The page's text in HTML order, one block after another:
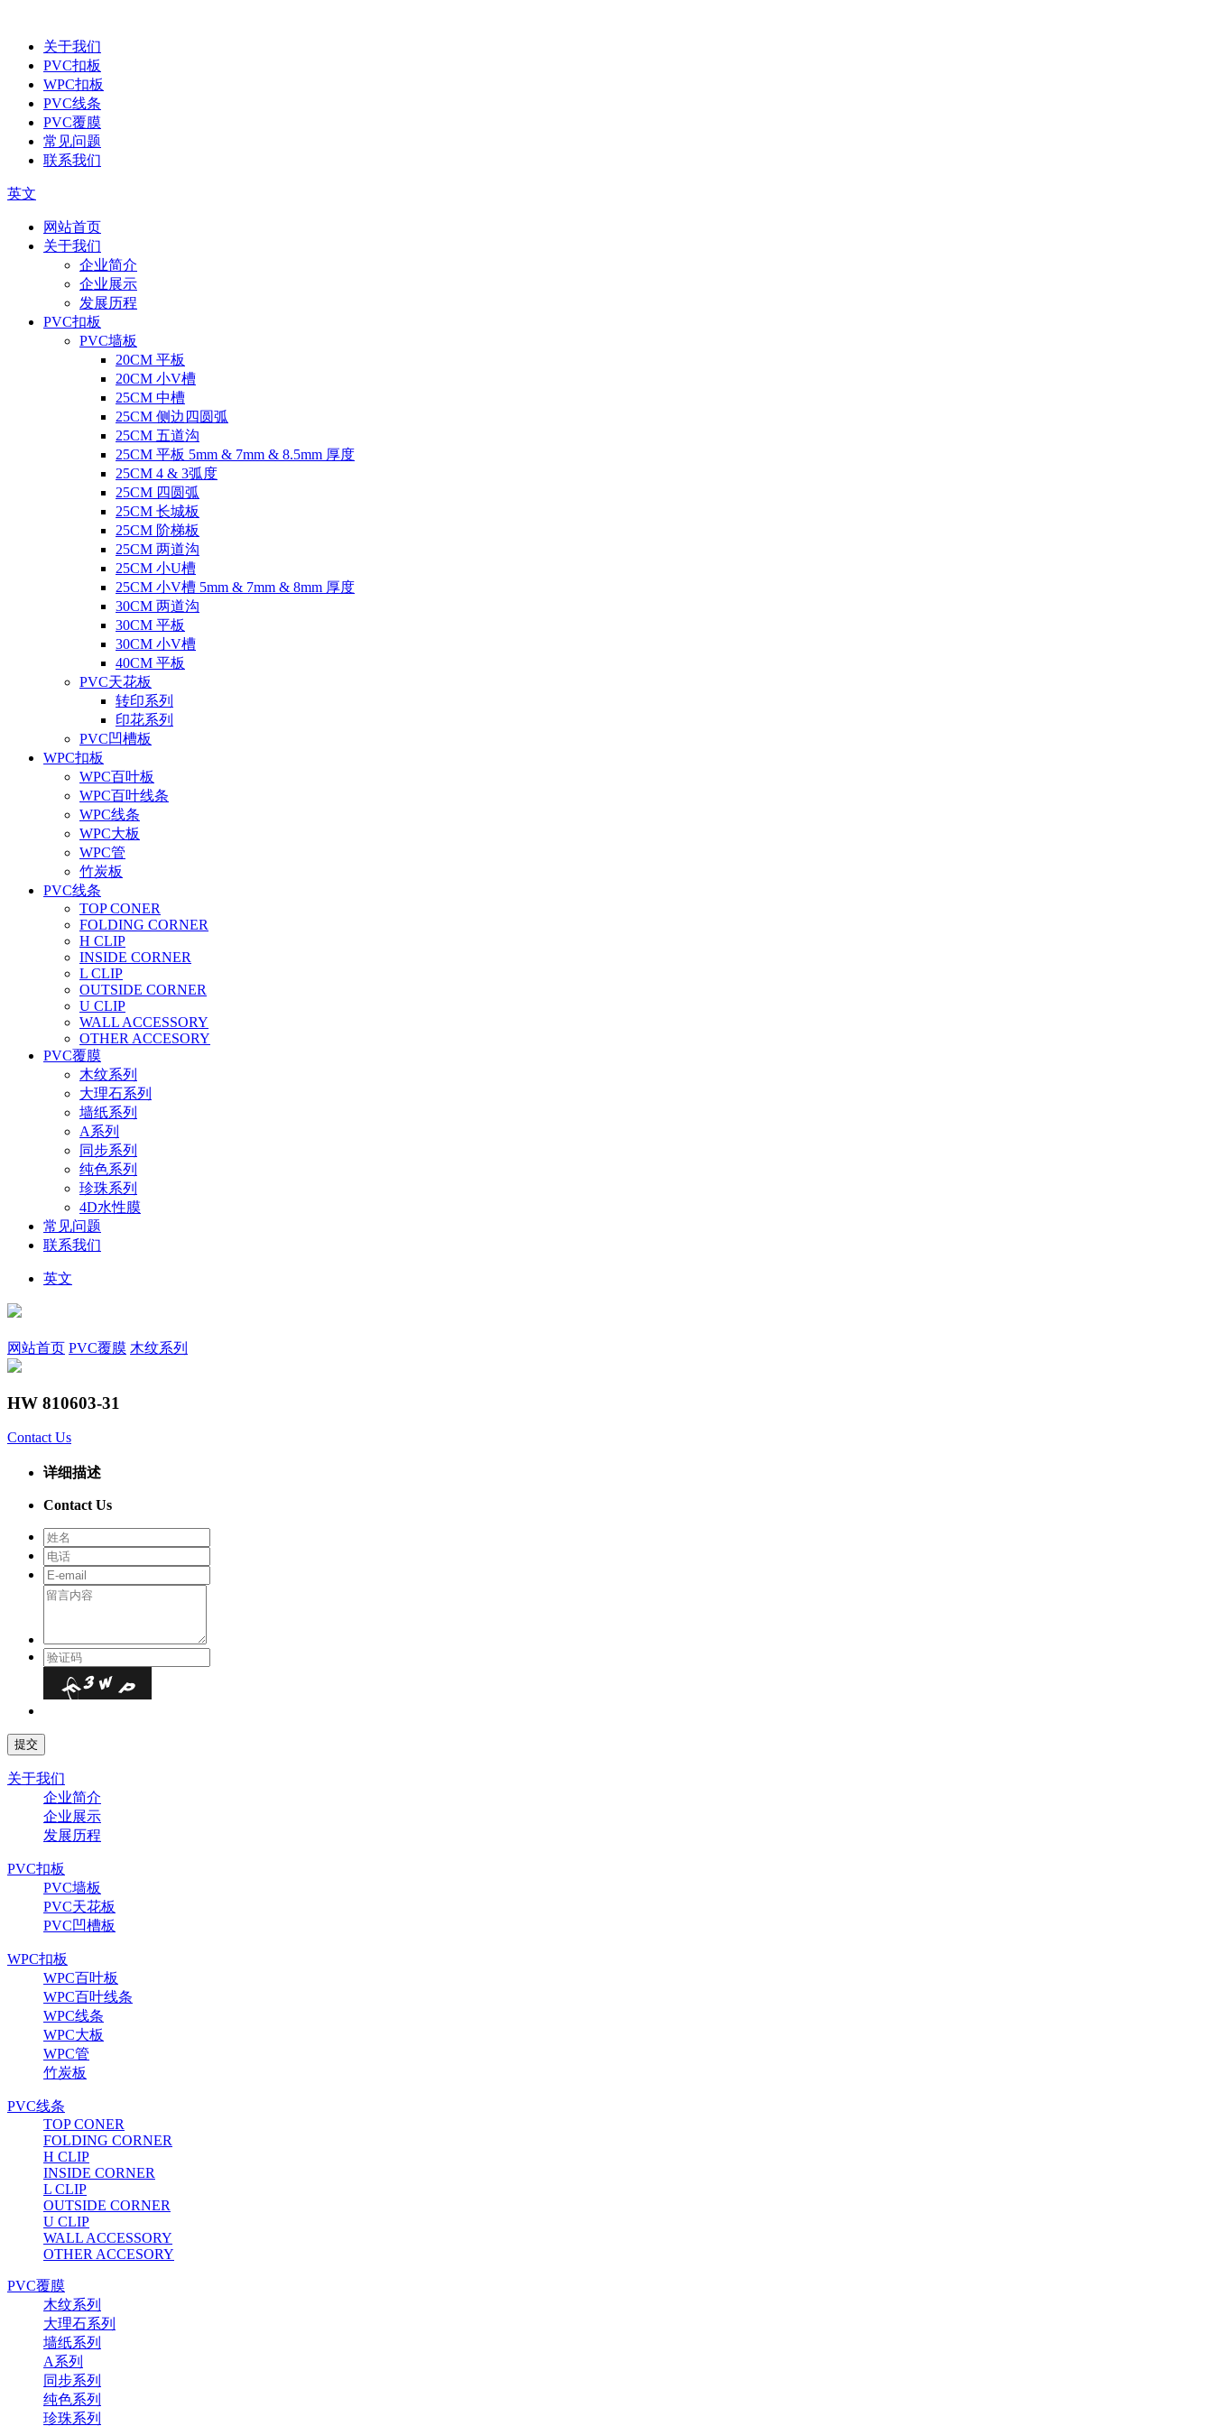
关于我们
PVC扣板
WPC扣板
PVC线条
PVC覆膜
常见问题
联系我们
英文
网站首页
关于我们
企业简介
企业展示
发展历程
PVC扣板
PVC墙板
20CM 平板
20CM 小V槽
25CM 中槽
25CM 侧边四圆弧
25CM 五道沟
25CM 平板 5mm & 7mm & 8.5mm 厚度
25CM 4 & 3弧度
25CM 四圆弧
25CM 长城板
25CM 阶梯板
25CM 两道沟
25CM 小U槽
25CM 小V槽 5mm & 7mm & 8mm 厚度
30CM 两道沟
30CM 平板
30CM 小V槽
40CM 平板
PVC天花板
转印系列
印花系列
PVC凹槽板
WPC扣板
WPC百叶板
WPC百叶线条
WPC线条
WPC大板
WPC管
竹炭板
PVC线条
TOP CONER
FOLDING CORNER
H CLIP
INSIDE CORNER
L CLIP
OUTSIDE CORNER
U CLIP
WALL ACCESSORY
OTHER ACCESORY
PVC覆膜
木纹系列
大理石系列
墙纸系列
A系列
同步系列
纯色系列
珍珠系列
4D水性膜
常见问题
联系我们
英文
网站首页 PVC覆膜 木纹系列
HW 810603-31
Contact Us
详细描述
Contact Us
关于我们
企业简介
企业展示
发展历程
PVC扣板
PVC墙板
PVC天花板
PVC凹槽板
WPC扣板
WPC百叶板
WPC百叶线条
WPC线条
WPC大板
WPC管
竹炭板
PVC线条
TOP CONER
FOLDING CORNER
H CLIP
INSIDE CORNER
L CLIP
OUTSIDE CORNER
U CLIP
WALL ACCESSORY
OTHER ACCESORY
PVC覆膜
木纹系列
大理石系列
墙纸系列
A系列
同步系列
纯色系列
珍珠系列